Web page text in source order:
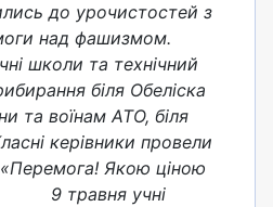
до урочистостей з
над фашизмом.
школи та технічний
біля Обеліска
та воїнам АТО, біля
керівники провели
Якою ціною
9 травня учні